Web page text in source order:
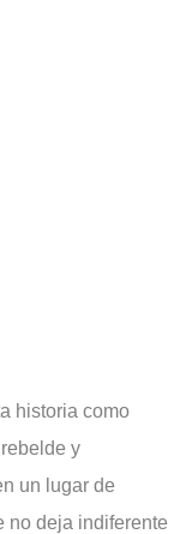
historia como
y
un lugar de
no deja indiferente